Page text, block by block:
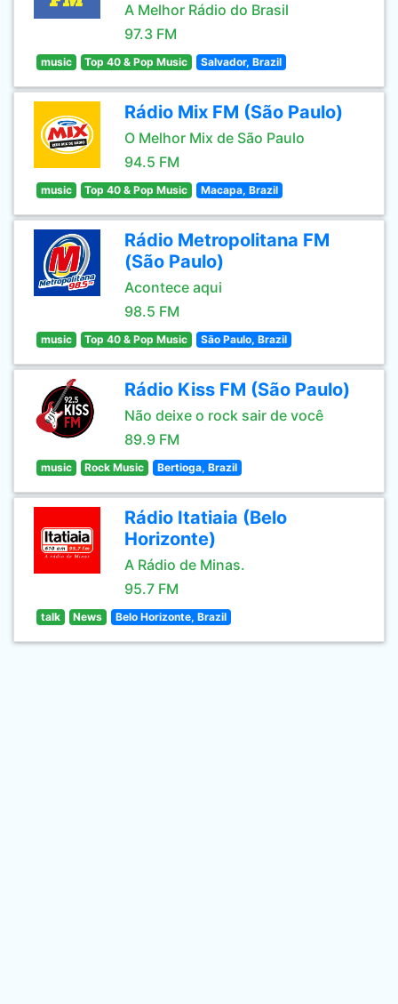
A Melhor Rádio do Brasil
97.3 FM
music Top 40 & Pop Music Salvador, Brazil
Rádio Mix FM (São Paulo)
O Melhor Mix de São Paulo
94.5 FM
music Top 40 & Pop Music Macapa, Brazil
Rádio Metropolitana FM
(São Paulo)
Acontece aqui
98.5 FM
music Top 40 & Pop Music São Paulo, Brazil
Rádio Kiss FM (São Paulo)
Não deixe o rock sair de você
89.9 FM
music Rock Music Bertioga, Brazil
Rádio Itatiaia (Belo
Horizonte)
A Rádio de Minas.
95.7 FM
talk News Belo Horizonte, Brazil